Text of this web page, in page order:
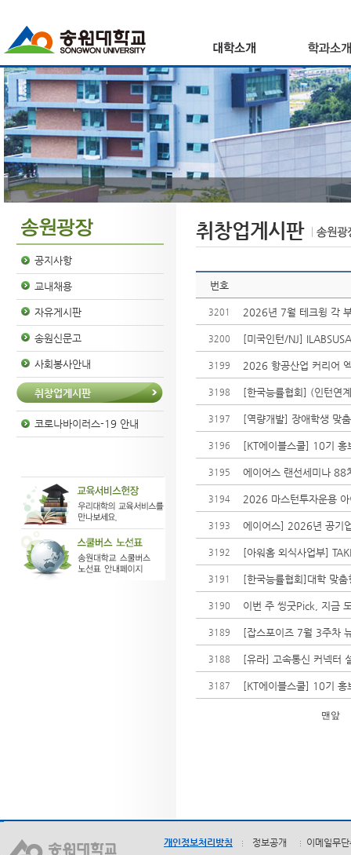
공지사항
교내채용
자유게시판
송원신문고
사회봉사안내
취창업게시판
코로나바이러스-19 안내
취창업게시판
번호
3201 2026년 7월 테크윙 각
3200 [미국인턴/NJ]
3199 2026 항공산업 커리어
3198 [한국능률협회] (인턴연
3197 [역량개발] 장애학생 맞
3196 [KT에이블스쿨] 10기 홍
3195 에이어스 랜선세미나 88
3194 2026 마스턴투자운용
3193 에이어스] 2026년 공기
3192 [아워홈 외식사업부]
3191 [한국능률협회]대학 맞
3190 이번 주 씽굿Pick, 지금
3189 [잡스포이즈 7월 3주차
3188 [유라] 고속통신 커넥터
3187 [KT에이블스쿨] 10기 홍
맨앞
개인정보처리방침 정보공개 이메일무